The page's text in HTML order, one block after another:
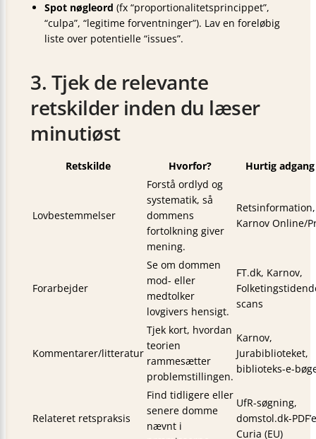
Spot nøgleord (fx “proportionalitetsprincippet”,
“culpa”, “legitime forventninger”). Lav en foreløbig
liste over potentielle “issues”.
3. Tjek de relevante
retskilder inden du læser
minutiøst
Retskilde Hvorfor? Hurtig adgang
Lovbestemmelser
Forstå ordlyd og
systematik, så
dommens
fortolkning giver
mening.
Retsinformation,
Karnov Online/
Forarbejder
Se om dommen
mod- eller
medtolker
lovgivers hensigt.
FT.dk, Karnov,
scans
Kommentarer/litteratur
Tjek kort, hvordan
teorien
rammesætter
problemstillingen.
Karnov,
Jurabiblioteket,
biblioteks-e-
Relateret retspraksis
Find tidligere eller
senere domme
nævnt i
UfR-søgning,
domstol.dk-
Curia (EU)